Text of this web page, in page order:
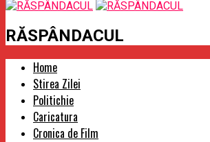
RĂSPÂNDACUL
Home
Stirea Zilei
Politichie
Caricatura
Cronica de Film